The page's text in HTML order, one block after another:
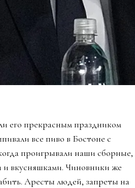
его прекрасным праздником
все пиво в Бостоне с
проигрывали наши сборные,
и вкусняшками. Чиновники же
Аресты людей, запреты на